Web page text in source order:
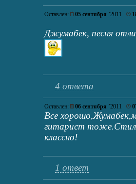
Оставлен: 05 сентября ’2011
Джумабек, песня
4 ответа
Оставлен: 06 сентября ’2011
Все
гитарист
классно!
1 ответ